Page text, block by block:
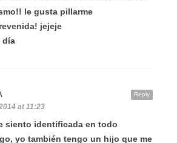
le gusta pillarme
jejeje
día
Reply
at 11:23
siento identificada en todo
yo también tengo un hijo que me